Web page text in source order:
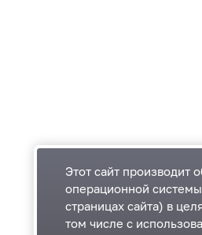
Одинцовский
области
Этот сайт производит
операционной
страницах сайта) в
том числе с